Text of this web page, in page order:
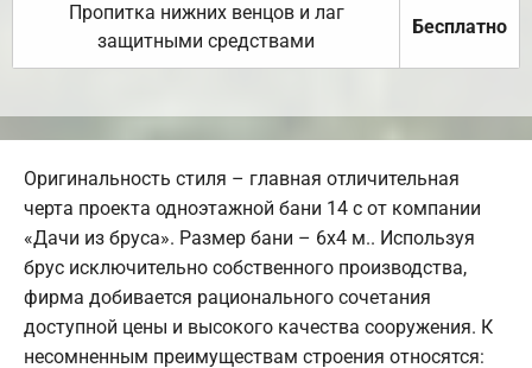
Пропитка нижних венцов и лаг
защитными средствами
Бесплатно
Оригинальность стиля – главная отличительная
черта проекта одноэтажной бани 14 с от компании
«Дачи из бруса». Размер бани – 6х4 м.. Используя
брус исключительно собственного производства,
фирма добивается рационального сочетания
доступной цены и высокого качества сооружения. К
несомненным преимуществам строения относятся: